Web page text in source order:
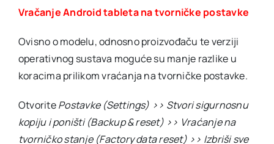
Vračanje Android tableta na tvorničke postavke
Ovisno o modelu, odnosno proizvođaču te verziji
operativnog sustava moguće su manje razlike u
koracima prilikom vraćanja na tvorničke postavke.
OtvoritePostavke (Settings) >> Stvori sigurnosnu
kopiju i poništi (Backup & reset) >> Vraćanje na
tvorničko stanje (Factory data reset) >> Izbriši sve